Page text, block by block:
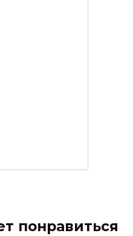
понравиться